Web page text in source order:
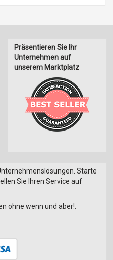
Präsentieren Sie Ihr
Unternehmen auf
unserem Marktplatz
Starte
Sie Ihren Service auf
ohne wenn und aber!.